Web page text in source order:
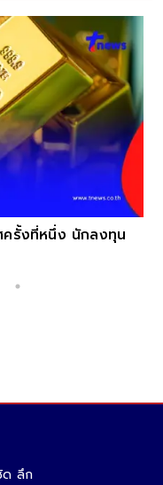
ครั้งที่หนึ่ง นักลงทุน
ด ลึก